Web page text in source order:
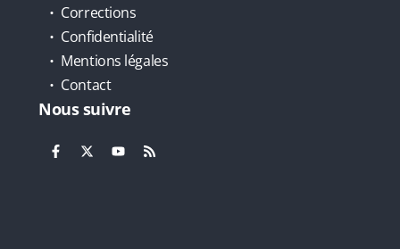
Corrections
Confidentialité
Mentions légales
Contact
Nous suivre